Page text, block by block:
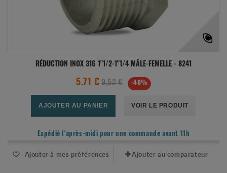
RÉDUCTION INOX 316 1"1/2-1"1/4 MÂLE-FEMELLE - 8241
5.71 € 9,52 € -40%
AJOUTER AU PANIER VOIR LE PRODUIT
Expédié l'après-midi pour une commande avant 11h
Ajouter à mes préférences Ajouter au comparateur